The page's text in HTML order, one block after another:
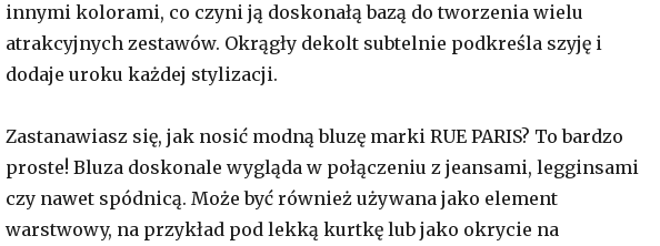
innymi kolorami, co czyni ją doskonałą bazą do tworzenia wielu
atrakcyjnych zestawów. Okrągły dekolt subtelnie podkreśla szyję i
dodaje uroku każdej stylizacji.
Zastanawiasz się, jak nosić modną bluzę marki RUE PARIS? To bardzo
proste! Bluza doskonale wygląda w połączeniu z jeansami, legginsami
czy nawet spódnicą. Może być również używana jako element
warstwowy, na przykład pod lekką kurtkę lub jako okrycie na